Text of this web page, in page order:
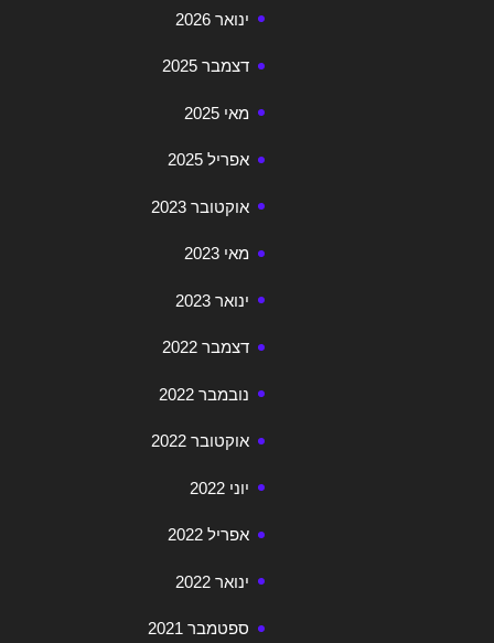
ינואר 2026
דצמבר 2025
מאי 2025
אפריל 2025
אוקטובר 2023
מאי 2023
ינואר 2023
דצמבר 2022
נובמבר 2022
אוקטובר 2022
יוני 2022
אפריל 2022
ינואר 2022
ספטמבר 2021